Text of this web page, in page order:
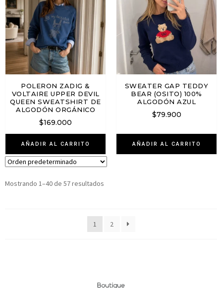
POLERON ZADIG &
VOLTAIRE UPPER DEVIL
QUEEN SWEATSHIRT DE
ALGODÓN ORGÁNICO
$169.000
AÑADIR AL CARRITO
SWEATER GAP TEDDY
BEAR (OSITO) 100%
ALGODÓN AZUL
$79.900
AÑADIR AL CARRITO
Mostrando 1–40 de 57 resultados
1 2